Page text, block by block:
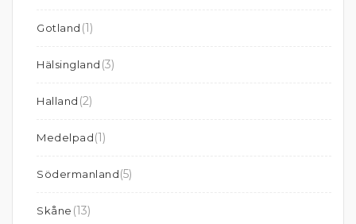
Gotland (1)
Hälsingland (3)
Halland (2)
Medelpad(1)
Södermanland(5)
Skåne (13)